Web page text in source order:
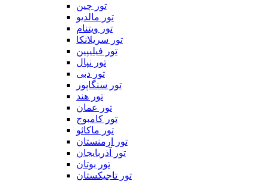
تور چین
تور مالدیو
تور ویتنام
تور سریلانکا
تور فیلیپین
تور نپال
تور دبی
تور سنگاپور
تور هند
تور عمان
تور کامبوج
تور ماکائو
تور ارمنستان
تور آذربایجان
تور بوتان
تور تاجیکستان